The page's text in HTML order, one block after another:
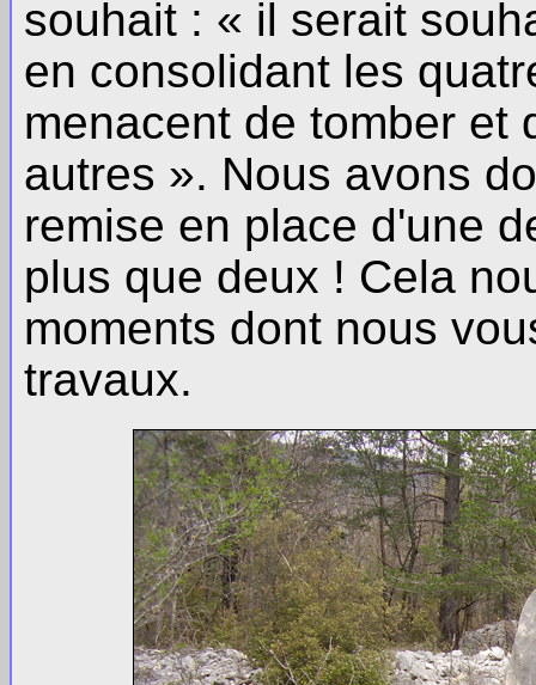
souhait : « il serait
en consolidant les
menacent de tomber et
autres ». Nous avons
remise en place d'une
plus que deux ! Cela
moments dont nous
travaux.